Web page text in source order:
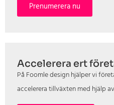
Prenumerera nu
Accelerera ert
På Foomle design hjälper vi
accelerera tillväxten med hjälp